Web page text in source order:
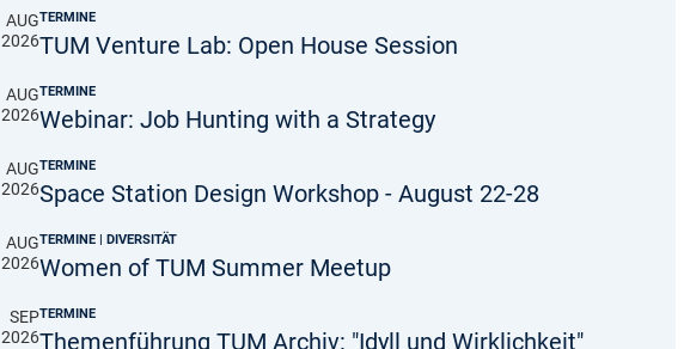
AUG
2026
TERMINE
TUM Venture Lab: Open House Session
AUG
2026
TERMINE
Webinar: Job Hunting with a Strategy
AUG
2026
TERMINE
Space Station Design Workshop - August 22-28
AUG
2026
TERMINE | DIVERSITÄT
Women of TUM Summer Meetup
SEP
2026
TERMINE
Themenführung TUM Archiv: "Idyll und Wirklichkeit"